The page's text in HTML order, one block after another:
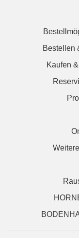
Bestellen
Kaufen